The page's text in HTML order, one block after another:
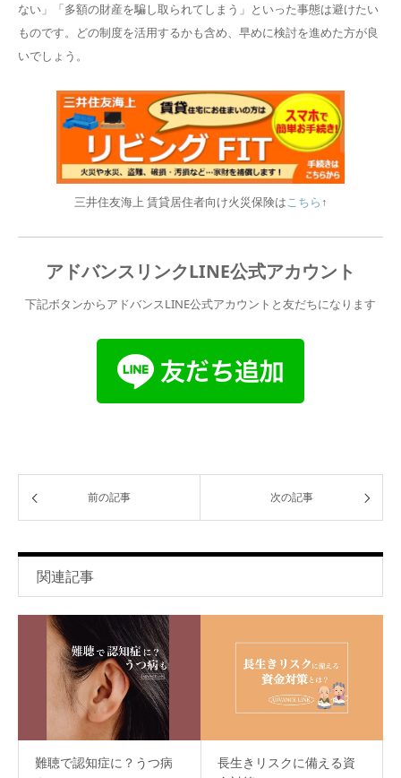
ない」「多額の財産を騙し取られてしまう」といった事態は避けたい
ものです。どの制度を活用するかも含め、早めに検討を進めた方が良
いでしょう。
三井住友海上 賃貸居住者向け火災保険はこちら ↑
アドバンスリンクLINE公式アカウント
下記ボタンからアドバンスLINE公式アカウントと友だちになります
前の記事 次の記事
関連記事
難聴で認知症に？うつ病
長生きリスクに備える資